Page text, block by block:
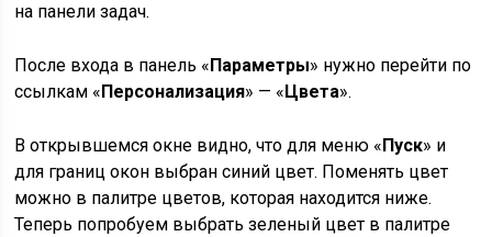
на панели задач.
После входа в панель «Параметры» нужно перейти по
ссылкам «Персонализация» — «Цвета».
В открывшемся окне видно, что для меню «Пуск» и
для границ окон выбран синий цвет. Поменять цвет
можно в палитре цветов, которая находится ниже.
Теперь попробуем выбрать зеленый цвет в палитре